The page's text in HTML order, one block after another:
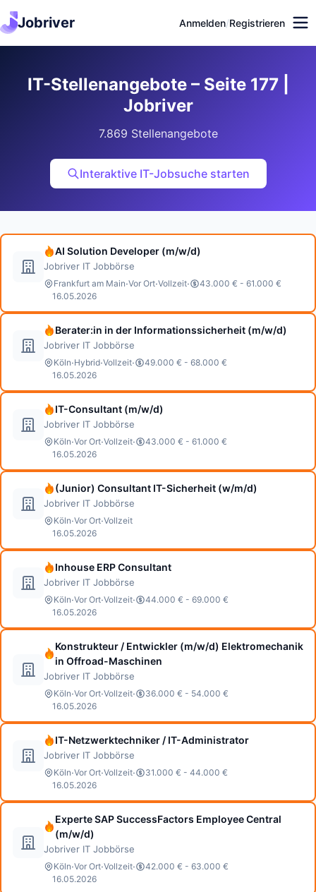
Jobriver Anmelden/Registrieren
IT-Stellenangebote – Seite 177 |
Jobriver
7.869 Stellenangebote
Interaktive IT-Jobsuche starten
AI Solution Developer (m/w/d)
Jobriver IT Jobbörse
Frankfurt am Main·Vor Ort·Vollzeit·
43.000 € - 61.000 €
16.05.2026
Berater:in in der Informationssicherheit (m/w/d)
Jobriver IT Jobbörse
Köln·Hybrid·Vollzeit·
49.000 € - 68.000 €
16.05.2026
IT-Consultant (m/w/d)
Jobriver IT Jobbörse
Köln·Vor Ort·Vollzeit·
43.000 € - 61.000 €
16.05.2026
(Junior) Consultant IT-Sicherheit (w/m/d)
Jobriver IT Jobbörse
Köln·Vor Ort·Vollzeit
16.05.2026
Inhouse ERP Consultant
Jobriver IT Jobbörse
Köln·Vor Ort·Vollzeit·
44.000 € - 69.000 €
16.05.2026
Konstrukteur / Entwickler (m/w/d) Elektromechanik
in Offroad-Maschinen
Jobriver IT Jobbörse
Köln·Vor Ort·Vollzeit·
36.000 € - 54.000 €
16.05.2026
IT-Netzwerktechniker / IT-Administrator
Jobriver IT Jobbörse
Köln·Vor Ort·Vollzeit·
31.000 € - 44.000 €
16.05.2026
Experte SAP SuccessFactors Employee Central
(m/w/d)
Jobriver IT Jobbörse
Köln·Vor Ort·Vollzeit·
42.000 € - 63.000 €
16.05.2026